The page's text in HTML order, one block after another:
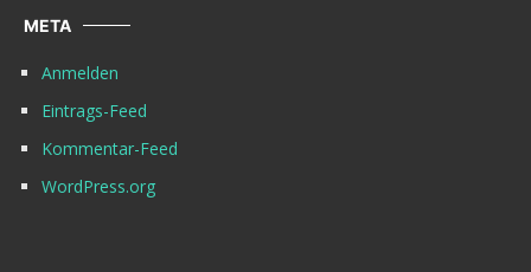
META
Anmelden
Eintrags-Feed
Kommentar-Feed
WordPress.org